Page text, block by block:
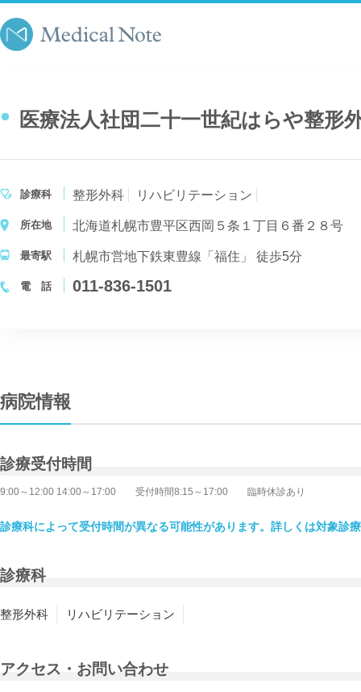
医療法人社団二十一世紀はらや整形
診療科 整形外科 リハビリテーション
所在地 北海道札幌市豊平区西岡５条１丁目６番２８号
最寄駅 札幌市営地下鉄東豊線「福住」 徒歩5分
電 話 011-836-1501
病院情報
診療受付時間
9:00～12:00 14:00～17:00 受付時間8:15～17:00 臨時休診あり
診療科によって受付時間が異なる可能性があります。詳しくは対象診
診療科
整形外科 リハビリテーション
アクセス・お問い合わせ